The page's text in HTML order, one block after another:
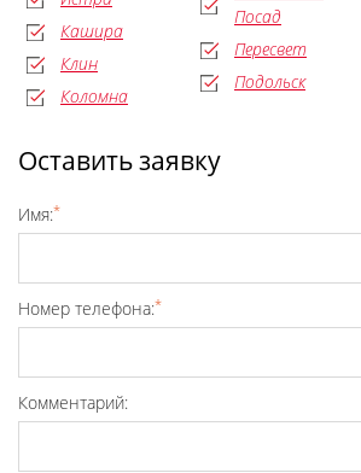
Кашира
Клин
Коломна
Посад
Пересвет
Подольск
Оставить заявку
Имя:*
Номер телефона:*
Комментарий: